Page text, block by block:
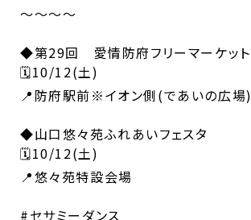
〜〜〜〜
◆第29回 愛情防府フリーマーケット
🗓️10/12(土)
📍防府駅前※イオン側(であいの広場)
◆山口悠々苑ふれあいフェスタ
🗓️10/12(土)
📍悠々苑特設会場
#セサミーダンス